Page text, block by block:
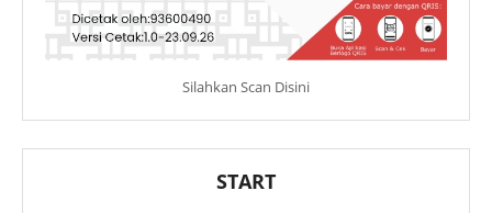
Silahkan Scan Disini
START